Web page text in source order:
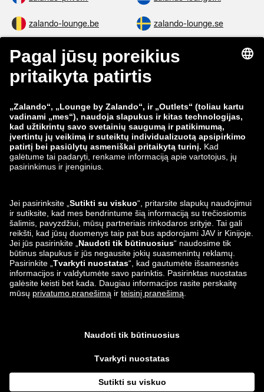
zalando-lounge.be zalando-lounge.se
zalando-lounge.fi zalando-lounge.dk
zalando-lounge.co.uk
zalando-prive.es zalando-lounge.cz
zalando-lounge.lt zalando-lounge.sk
zalando-lounge.ro zalando-lounge.hr
zalando-lounge.lu zalando-lounge.ee
zalando-lounge.lv zalando-lounge.no
Mus taip pat
rasite
rekomenduojama mažmenine kaina